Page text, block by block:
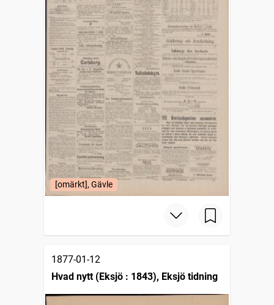
[omärkt], Gävle
1877-01-12
Hvad nytt (Eksjö : 1843), Eksjö tidning